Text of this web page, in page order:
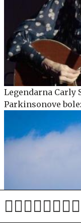
Legendarna
Parkinsonove